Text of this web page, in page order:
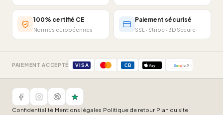
100% certifié CE
Normes européennes
Paiement sécurisé
SSL · Stripe · 3D Secure
PAIEMENT ACCEPTÉ VISA CB Pay Google Pay
Confidentialité·Mentions légales·Politique de retour·Plan du site